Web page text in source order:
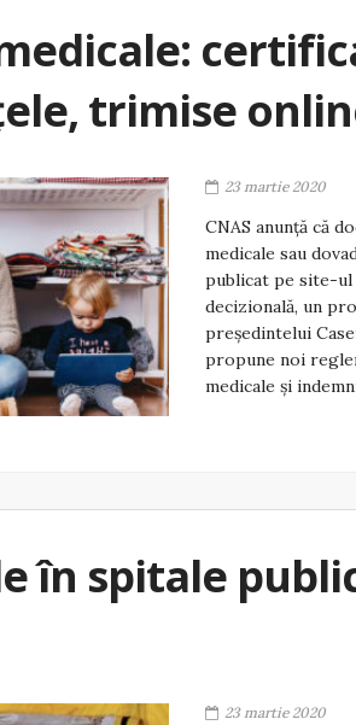
trimise
23 martie 2020
CNAS anunță că
medicale sau
publicat pe site-ul
decizională, un
preşedintelui
propune noi
medicale și
în spitale
23 martie 2020